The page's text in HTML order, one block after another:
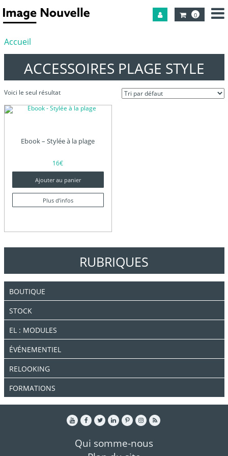
0
Accueil
ACCESSOIRES PLAGE STYLE
Voici le seul résultat
Ebook – Stylée à la plage
16€
Ajouter au panier
Plus d’infos
RUBRIQUES
BOUTIQUE
STOCK
EL : MODULES
ÉVÉNEMENTIEL
RELOOKING
FORMATIONS
Qui somme-nous